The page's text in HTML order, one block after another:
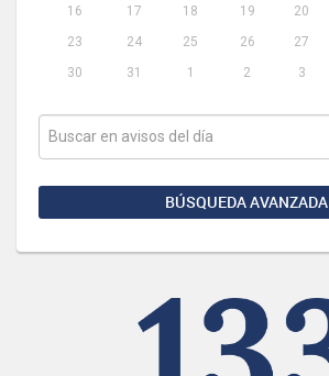
16
17 18 19 20
23
24 25 26 27
30
31 1 2 3
BÚSQUEDA AVANZADA